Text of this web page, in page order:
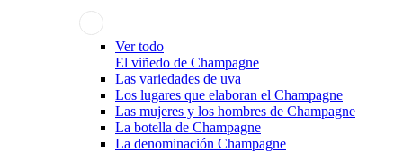
Ver todo
El viñedo de Champagne
Las variedades de uva
Los lugares que elaboran el Champagne
Las mujeres y los hombres de Champagne
La botella de Champagne
La denominación Champagne